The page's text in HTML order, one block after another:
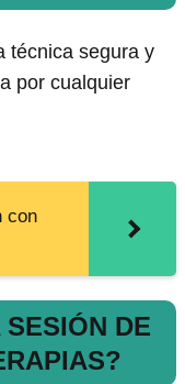
técnica segura y
por cualquier
con
DE